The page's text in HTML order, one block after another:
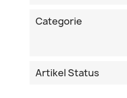
Categorie
Artikel Status